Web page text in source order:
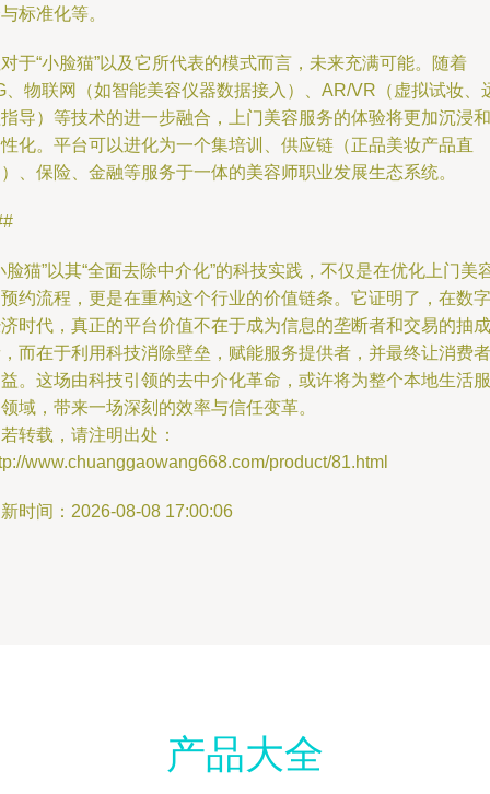
标准化等。
于“小脸猫”以及它所代表的模式而言，未来充满可能。随着
、物联网（如智能美容仪器数据接入）、AR/VR（虚拟试妆、
导）等技术的进一步融合，上门美容服务的体验将更加沉浸和
化。平台可以进化为一个集培训、供应链（正品美妆产品直
、保险、金融等服务于一体的美容师职业发展生态系统。
脸猫”以其“全面去除中介化”的科技实践，不仅是在优化上门美
约流程，更是在重构这个行业的价值链条。它证明了，在数字
时代，真正的平台价值不在于成为信息的垄断者和交易的抽成
而在于利用科技消除壁垒，赋能服务提供者，并最终让消费者
。这场由科技引领的去中介化革命，或许将为整个本地生活服
域，带来一场深刻的效率与信任变革。
转载，请注明出处：
www.chuanggaowang668.com/product/81.html
时间：2026-08-08 17:00:06
产品大全